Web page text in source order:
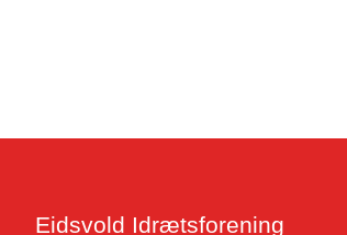
Eidsvold Idrætsforening